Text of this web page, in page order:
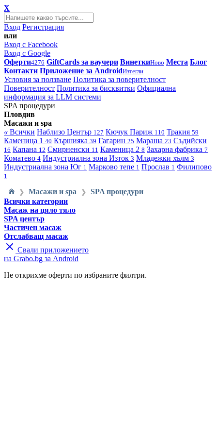
X
Вход Регистрация
или
Вход с Facebook
Вход с Google
Оферти4276 GiftCards за ваучери ВинеткиНово Места Блог
Контакти Приложение за AndroidИзтегли
Условия за ползване Политика за поверителност
Поверителност Политика за бисквитки Официална
информация за LLM системи
SPA процедури
Пловдив
Масажи и spa
« Всички Наблизо Център 127 Кючук Париж 110 Тракия 59
Каменица 1 40 Кършияка 39 Гагарин 25 Мараша 23 Съдийски
16 Капана 12 Смирненски 11 Каменица 2 8 Захарна фабрика 7
Коматево 4 Индустриална зона Изток 3 Младежки хълм 3
Индустриална зона Юг 1 Марково тепе 1 Прослав 1 Филипово
1
❯ Масажи и spa ❯
SPA процедури
Всички категории
Масаж на цяло тяло
SPA център
Частичен масаж
Отслабващ масаж
Свали приложението
на Grabo.bg за Android
Не открихме оферти по избраните филтри.